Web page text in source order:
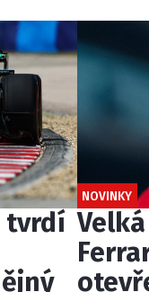
tvrdí
NOVINKY